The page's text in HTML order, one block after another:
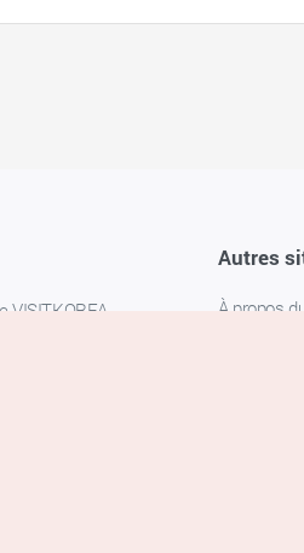
VISITKOREA
Autres
À propos